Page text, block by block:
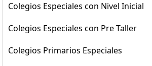
Colegios Especiales con Nivel Inicial
Colegios Especiales con Pre Taller
Colegios Primarios Especiales